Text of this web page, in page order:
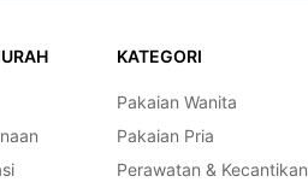
KATEGORI
Pakaian Wanita
Pakaian Pria
Perawatan & Kecantikan